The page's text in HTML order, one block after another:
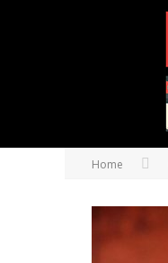
Home